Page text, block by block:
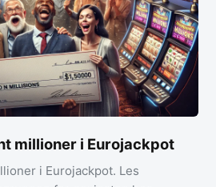
millioner i Eurojackpot
i Eurojackpot. Les